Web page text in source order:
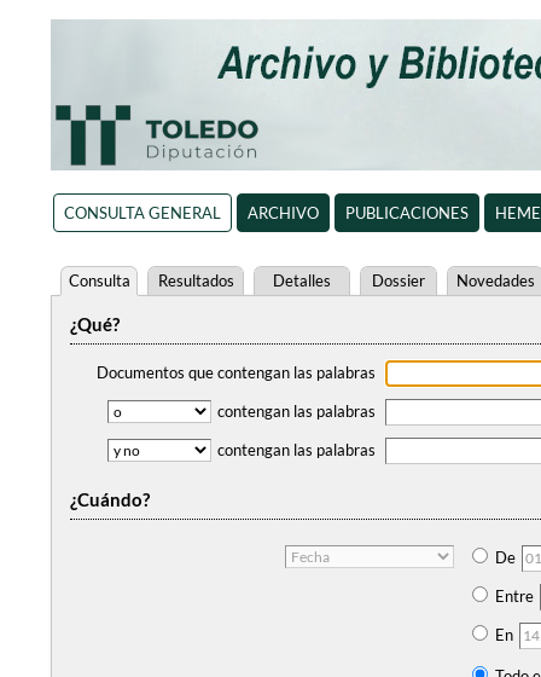
CONSULTA GENERAL ARCHIVO PUBLICACIONES
Consulta Resultados Detalles Dossier Novedades
¿Qué?
Documentos que contengan las palabras
contengan las palabras
contengan las palabras
¿Cuándo?
De
Entre
En